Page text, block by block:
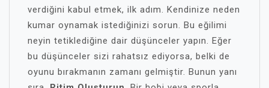
verdiğini kabul etmek, ilk adım. Kendinize neden
kumar oynamak istediğinizi sorun. Bu eğilimi
neyin tetiklediğine dair düşünceler yapın. Eğer
bu düşünceler sizi rahatsız ediyorsa, belki de
oyunu bırakmanın zamanı gelmiştir. Bunun yanı